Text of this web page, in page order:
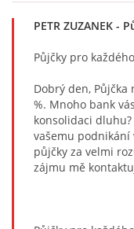
PETR ZUZANEK -
Půjčky pro
Dobrý den,
%. Mnoho bank
konsolidaci
vašemu podnikání
půjčky za velmi
zájmu mě